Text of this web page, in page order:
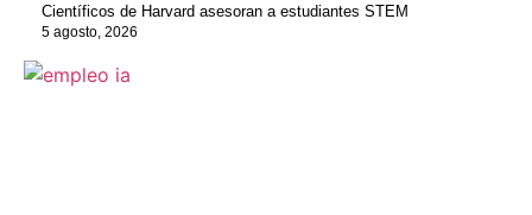
Científicos de Harvard asesoran a estudiantes STEM
5 agosto, 2026